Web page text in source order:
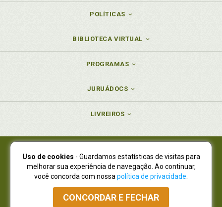
POLÍTICAS
BIBLIOTECA VIRTUAL
PROGRAMAS
JURUÁDOCS
LIVREIROS
Juruá Editora Ltda., CNPJ 77.535.508/0001-19
Juruá Informática Ltda., CNPJ 01.701.561/0001-80
NOVO ENDEREÇO:R. Flávio Dallegrave, 7665, São Lourenço |
Curitiba - Paraná - CEP 82210-310
Atendimento: (41) 4009-3900|Vendas Atacado: (41) 4009-3939
Uso de cookies - Guardamos estatísticas de visitas para
melhorar sua experiência de navegação. Ao continuar,
você concorda com nossa política de privacidade
CONCORDAR E FECHAR